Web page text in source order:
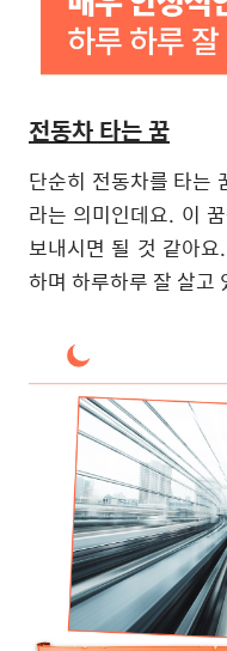
전동차 타는 꿈
단순히 전동차를 타는
라는 의미인데요. 이
보내시면 될 것 같아요.
하며 하루하루 잘 살고